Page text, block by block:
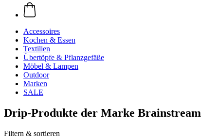
Accessoires
Kochen & Essen
Textilien
Übertöpfe & Pflanzgefäße
Möbel & Lampen
Outdoor
Marken
SALE
Drip-Produkte der Marke Brainstream
Filtern & sortieren